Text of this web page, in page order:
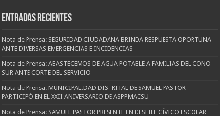
Entradas recientes
Nota de Prensa: SEGURIDAD CIUDADANA BRINDA RESPUESTA OPORTUNA
ANTE DIVERSAS EMERGENCIAS E INCIDENCIAS
Nota de Prensa: ABASTECEMOS DE AGUA POTABLE A FAMILIAS DEL CONO
SUR ANTE CORTE DEL SERVICIO
Nota de Prensa: MUNICIPALIDAD DISTRITAL DE SAMUEL PASTOR
PARTICIPÓ EN EL XXII ANIVERSARIO DE ASPPMACSU
Nota de Prensa: SAMUEL PASTOR PRESENTE EN DESFILE CÍVICO ESCOLAR